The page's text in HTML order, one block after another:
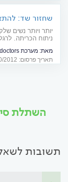
שחזור שד:
יותר ויותר נשים
ניתוח הכריתה.
מאת: מערכת zap doctors
תאריך פרסום: 23/10/2012
השתלת
תשובות